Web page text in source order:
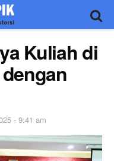
Kuliah di
- 9:41 am